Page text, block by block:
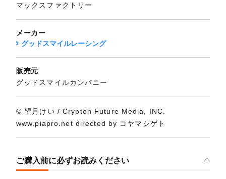
マックスファクトリー
メーカー
グッドスマイルレーシング
販売元
グッドスマイルカンパニー
© 望月けい / Crypton Future Media, INC.
www.piapro.net directed by コヤマシゲト
ご購入前に必ずお読みください